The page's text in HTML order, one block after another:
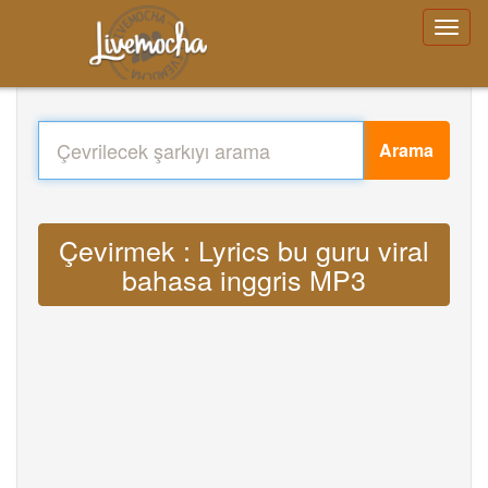
Arama
Çevirmek : Lyrics bu guru viral
bahasa inggris MP3